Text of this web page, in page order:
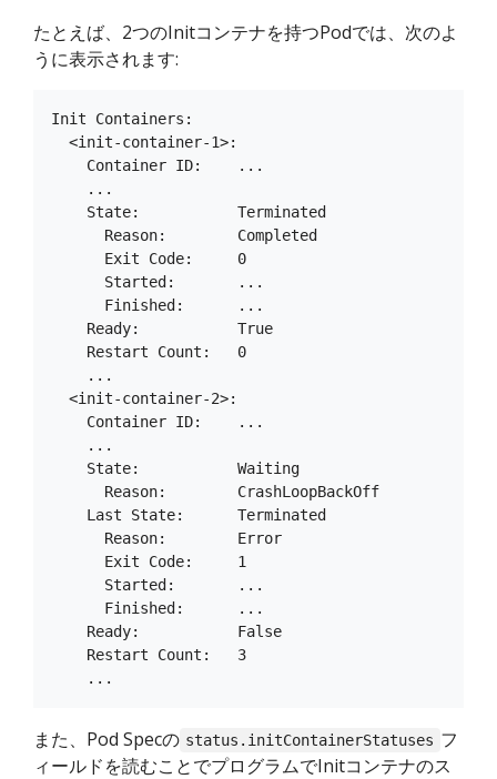
たとえば、2つのInitコンテナを持つPodでは、次のよ
うに表示されます:
Init Containers:
  <init-container-1>:
    Container ID:    ...
    ...
    State:           Terminated
      Reason:        Completed
      Exit Code:     0
      Started:       ...
      Finished:      ...
    Ready:           True
    Restart Count:   0
    ...
  <init-container-2>:
    Container ID:    ...
    ...
    State:           Waiting
      Reason:        CrashLoopBackOff
    Last State:      Terminated
      Reason:        Error
      Exit Code:     1
      Started:       ...
      Finished:      ...
    Ready:           False
    Restart Count:   3
また、Pod Specの status.initContainerStatuses フ
ィールドを読むことでプログラムでInitコンテナのス